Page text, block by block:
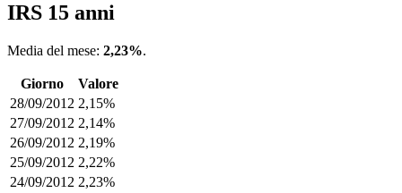
IRS 15 anni
Media del mese: 2,23%.
Giorno
Valore
28/09/2012 2,15%
27/09/2012 2,14%
26/09/2012 2,19%
25/09/2012 2,22%
24/09/2012 2,23%